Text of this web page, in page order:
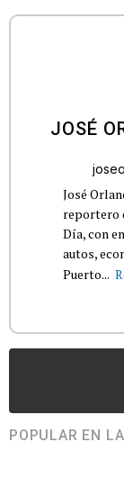
JOSÉ
José
reportero
Día, con
autos,
Puerto...
POPULAR EN